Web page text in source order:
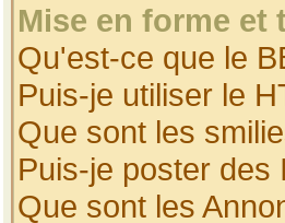
Mise en forme et
Qu'est-ce que le
Puis-je utiliser le
Que sont les
Puis-je poster des
Que sont les